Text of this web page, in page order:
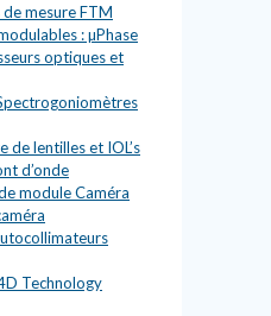
mesure FTM
: µPhase
optiques et
de lentilles et IOL’s
d’onde
module Caméra
Technology